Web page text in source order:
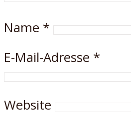
Name *
E-Mail-Adresse *
Website